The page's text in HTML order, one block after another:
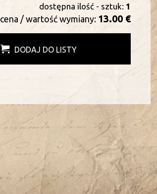
dostępna ilość - sztuk: 1
cena / wartość wymiany: 13.00 €
DODAJ DO LISTY